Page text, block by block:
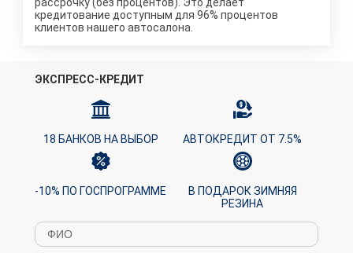
кредитование доступным для 96% процентов
клиентов нашего автосалона.
ЭКСПРЕСС-КРЕДИТ
18 БАНКОВ НА ВЫБОР АВТОКРЕДИТ ОТ 7.5%
-10% ПО ГОСПРОГРАММЕ
В ПОДАРОК ЗИМНЯЯ
РЕЗИНА